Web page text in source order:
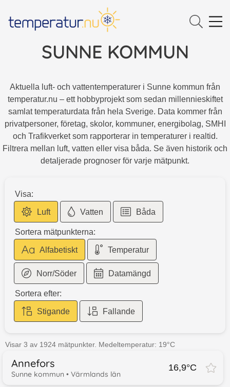
SUNNE KOMMUN
Aktuella luft- och vattentemperaturer i Sunne kommun från
temperatur.nu – ett hobbyprojekt som sedan millennieskiftet
samlat temperaturdata från hela Sverige. Data kommer från
privatpersoner, företag, skolor, kommuner, energibolag, SMHI
och Trafikverket som rapporterar in temperaturer i realtid.
Filtrera mellan luft, vatten eller visa båda. Se även historik och
detaljerade prognoser för varje mätpunkt.
Visa:
Luft Vatten Båda
Sortera mätpunkterna:
Alfabetiskt Temperatur
Norr/Söder Datamängd
Sortera efter:
Stigande Fallande
Visar 3 av 1924 mätpunkter. Medeltemperatur: 19°C
Annefors
Sunne kommun • Värmlands län
16,9°C